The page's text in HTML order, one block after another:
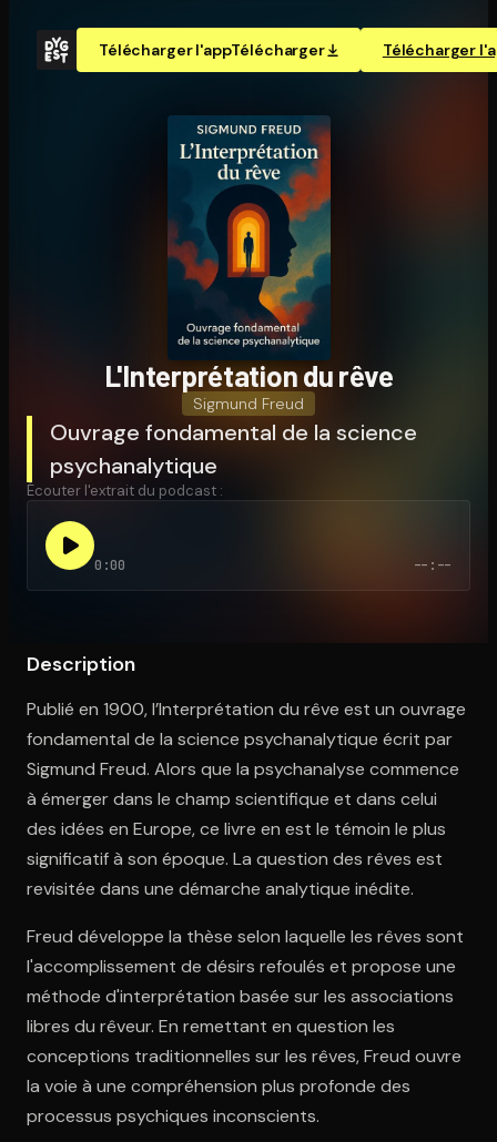
Télécharger l'appTélécharger Télécharger
Ouvre l'app Appareil photo, pointe sur le code. C'est gratuit à
L'In­ter­pré­ta­tion du rêve
Sigmund Freud
Ouvrage fondamental de la science
psychanalytique
Écouter l'extrait du podcast :
0:00 --:--
Description
Publié en 1900, l’Interprétation du rêve est un ouvrage
fondamental de la science psychanalytique écrit par
Sigmund Freud. Alors que la psychanalyse commence
à émerger dans le champ scientifique et dans celui
des idées en Europe, ce livre en est le témoin le plus
significatif à son époque. La question des rêves est
revisitée dans une démarche analytique inédite.
Freud développe la thèse selon laquelle les rêves sont
l'accomplissement de désirs refoulés et propose une
méthode d'interprétation basée sur les associations
libres du rêveur. En remettant en question les
conceptions traditionnelles sur les rêves, Freud ouvre
la voie à une compréhension plus profonde des
processus psychiques inconscients.